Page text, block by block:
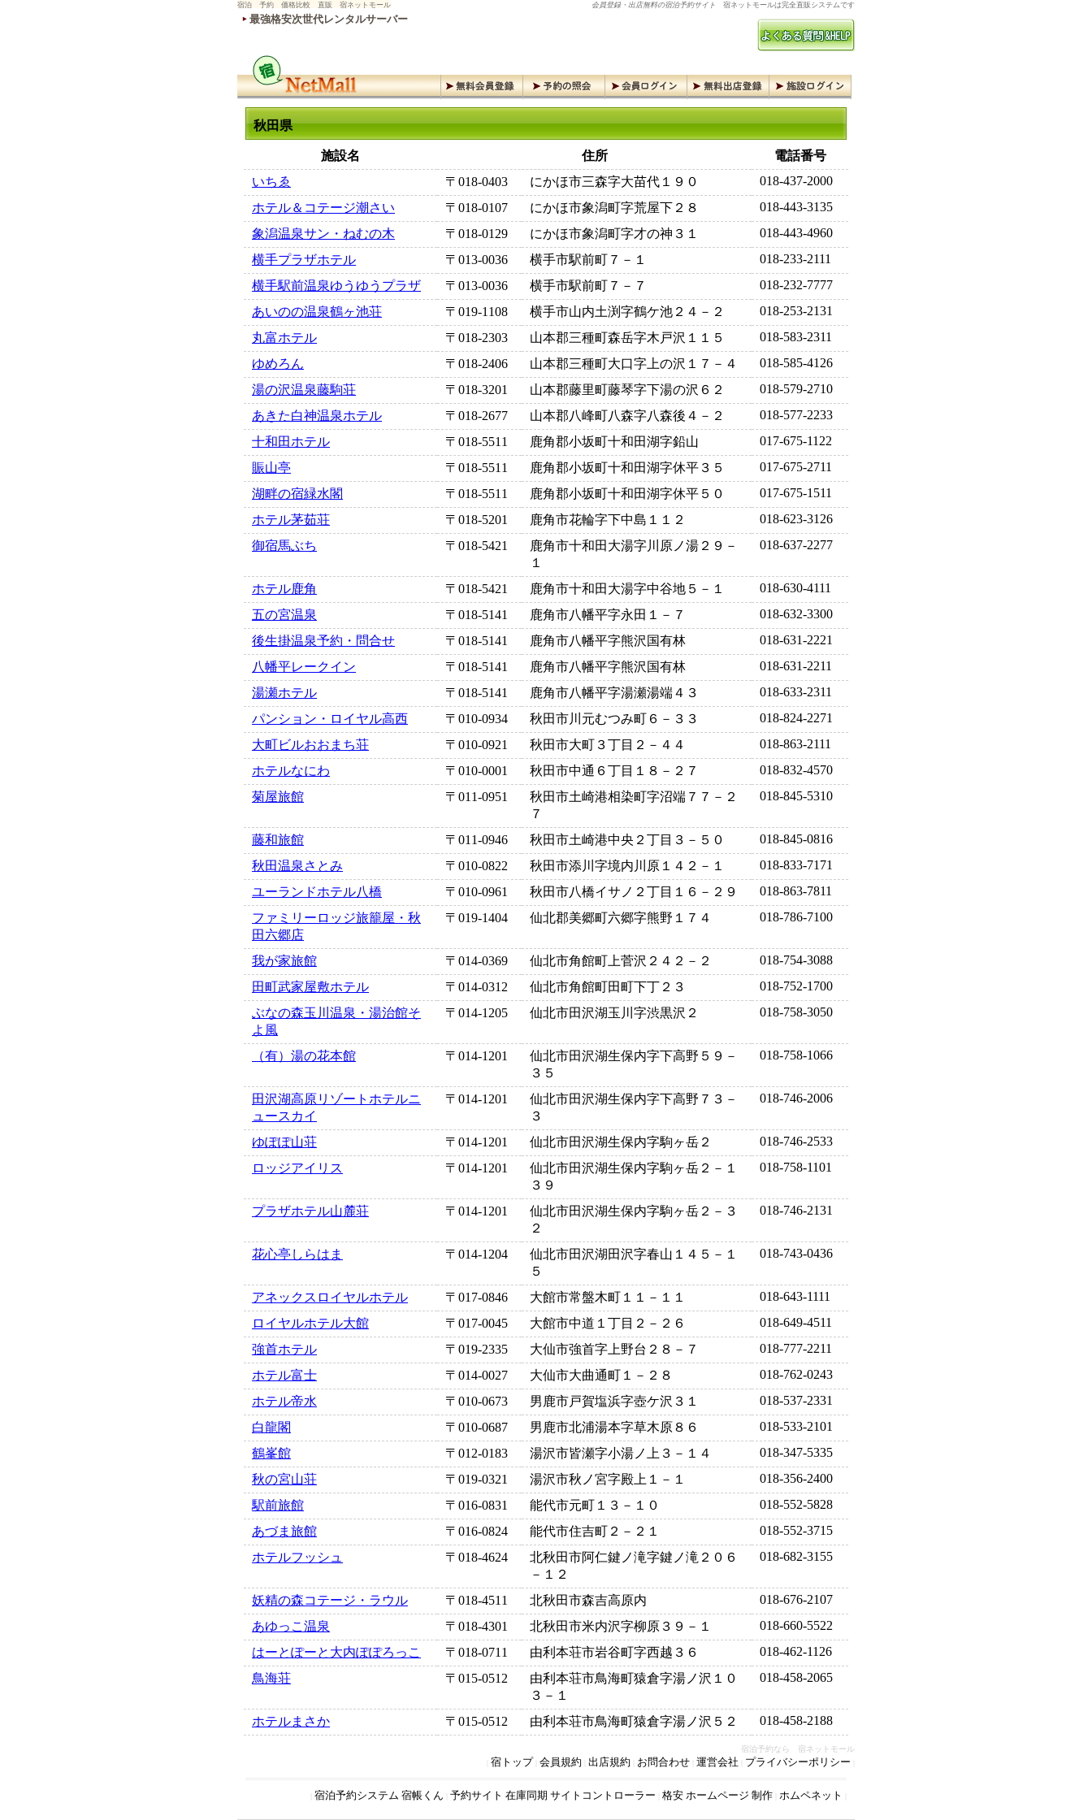
宿泊 予約 価格比較 直販 宿ネットモール 会員登録・出店無料の宿泊予約サイト 宿ネットモールは完全直販システムです
最強格安次世代レンタルサーバー
秋田県
施設名 住所
電話番号
いちゑ
〒018-0403 にかほ市三森字大苗代１９０
018-437-2000
ホテル＆コテージ潮さい
〒018-0107 にかほ市象潟町字荒屋下２８
018-443-3135
象潟温泉サン・ねむの木
〒018-0129 にかほ市象潟町字才の神３１
018-443-4960
横手プラザホテル
〒013-0036 横手市駅前町７－１
018-233-2111
横手駅前温泉ゆうゆうプラザ
〒013-0036 横手市駅前町７－７
018-232-7777
あいのの温泉鶴ヶ池荘
〒019-1108 横手市山内土渕字鶴ケ池２４－２
018-253-2131
丸富ホテル
〒018-2303 山本郡三種町森岳字木戸沢１１５
018-583-2311
ゆめろん
〒018-2406 山本郡三種町大口字上の沢１７－４
018-585-4126
湯の沢温泉藤駒荘
〒018-3201 山本郡藤里町藤琴字下湯の沢６２
018-579-2710
あきた白神温泉ホテル
〒018-2677 山本郡八峰町八森字八森後４－２
018-577-2233
十和田ホテル
〒018-5511 鹿角郡小坂町十和田湖字鉛山
017-675-1122
賑山亭
〒018-5511 鹿角郡小坂町十和田湖字休平３５
017-675-2711
湖畔の宿緑水閣
〒018-5511 鹿角郡小坂町十和田湖字休平５０
017-675-1511
ホテル茅茹荘
〒018-5201 鹿角市花輪字下中島１１２
018-623-3126
御宿馬ぶち
〒018-5421
鹿角市十和田大湯字川原ノ湯２９－
１
018-637-2277
ホテル鹿角 〒018-5421 鹿角市十和田大湯字中谷地５－１
018-630-4111
五の宮温泉
〒018-5141 鹿角市八幡平字永田１－７
018-632-3300
後生掛温泉予約・問合せ
〒018-5141 鹿角市八幡平字熊沢国有林
018-631-2221
八幡平レークイン
〒018-5141 鹿角市八幡平字熊沢国有林
018-631-2211
湯瀬ホテル
〒018-5141 鹿角市八幡平字湯瀬湯端４３
018-633-2311
パンション・ロイヤル高西
〒010-0934 秋田市川元むつみ町６－３３
018-824-2271
大町ビルおおまち荘
〒010-0921 秋田市大町３丁目２－４４
018-863-2111
ホテルなにわ
〒010-0001 秋田市中通６丁目１８－２７
018-832-4570
菊屋旅館
〒011-0951
秋田市土崎港相染町字沼端７７－２
７
018-845-5310
藤和旅館 〒011-0946 秋田市土崎港中央２丁目３－５０
018-845-0816
秋田温泉さとみ
〒010-0822 秋田市添川字境内川原１４２－１
018-833-7171
ユーランドホテル八橋
〒010-0961 秋田市八橋イサノ２丁目１６－２９
018-863-7811
ファミリーロッジ旅籠屋・秋
田六郷店
〒019-1404 仙北郡美郷町六郷字熊野１７４ 018-786-7100
我が家旅館 〒014-0369 仙北市角館町上菅沢２４２－２
018-754-3088
田町武家屋敷ホテル
〒014-0312 仙北市角館町田町下丁２３
018-752-1700
ぶなの森玉川温泉・湯治館そ
よ風
〒014-1205 仙北市田沢湖玉川字渋黒沢２ 018-758-3050
（有）湯の花本館 〒014-1201
仙北市田沢湖生保内字下高野５９－
３５
018-758-1066
田沢湖高原リゾートホテルニ
ュースカイ
〒014-1201
仙北市田沢湖生保内字下高野７３－
３
018-746-2006
ゆぽぽ山荘 〒014-1201 仙北市田沢湖生保内字駒ヶ岳２
018-746-2533
ロッジアイリス
〒014-1201
仙北市田沢湖生保内字駒ヶ岳２－１
３９
018-758-1101
プラザホテル山麓荘 〒014-1201
仙北市田沢湖生保内字駒ヶ岳２－３
２
018-746-2131
花心亭しらはま 〒014-1204
仙北市田沢湖田沢字春山１４５－１
５
018-743-0436
アネックスロイヤルホテル 〒017-0846 大館市常盤木町１１－１１
018-643-1111
ロイヤルホテル大館
〒017-0045 大館市中道１丁目２－２６
018-649-4511
強首ホテル
〒019-2335 大仙市強首字上野台２８－７
018-777-2211
ホテル富士
〒014-0027 大仙市大曲通町１－２８
018-762-0243
ホテル帝水
〒010-0673 男鹿市戸賀塩浜字壺ケ沢３１
018-537-2331
白龍閣
〒010-0687 男鹿市北浦湯本字草木原８６
018-533-2101
鶴峯館
〒012-0183 湯沢市皆瀬字小湯ノ上３－１４
018-347-5335
秋の宮山荘
〒019-0321 湯沢市秋ノ宮字殿上１－１
018-356-2400
駅前旅館
〒016-0831 能代市元町１３－１０
018-552-5828
あづま旅館
〒016-0824 能代市住吉町２－２１
018-552-3715
ホテルフッシュ
〒018-4624
北秋田市阿仁鍵ノ滝字鍵ノ滝２０６
－１２
018-682-3155
妖精の森コテージ・ラウル 〒018-4511 北秋田市森吉高原内
018-676-2107
あゆっこ温泉
〒018-4301 北秋田市米内沢字柳原３９－１
018-660-5522
はーとぽーと大内ぽぽろっこ
〒018-0711 由利本荘市岩谷町字西越３６
018-462-1126
鳥海荘
〒015-0512
由利本荘市鳥海町猿倉字湯ノ沢１０
３－１
018-458-2065
ホテルまさか 〒015-0512 由利本荘市鳥海町猿倉字湯ノ沢５２ 018-458-2188
宿泊予約なら 宿ネットモール
宿トップ 会員規約 出店規約 お問合わせ 運営会社 プライバシーポリシー
宿泊予約システム 宿帳くん 予約サイト 在庫同期 サイトコントローラー 格安 ホームページ 制作 ホムペネット